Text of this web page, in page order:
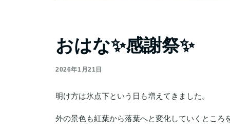
おはな✨感謝祭✨
2026年1月21日
明け方は氷点下という日も増えてきました。
外の景色も紅葉から落葉へと変化していくところ